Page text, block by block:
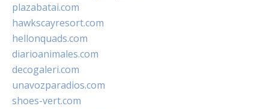
plazabatai.com
hawkscayresort.com
hellonquads.com
diarioanimales.com
decogaleri.com
unavozparadios.com
shoes-vert.com